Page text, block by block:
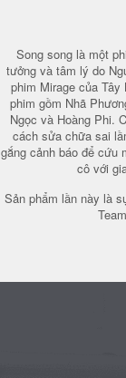
Song song là một
tưởng và tâm lý do
phim Mirage của
phim gồm Nhã
Ngọc và Hoàng Phi.
cách sửa chữa sai
gắng cảnh báo để cứu
cô với
Sản phẩm lần này là